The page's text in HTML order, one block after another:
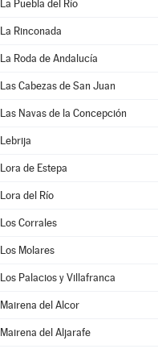
La Puebla del Río
La Rinconada
La Roda de Andalucía
Las Cabezas de San Juan
Las Navas de la Concepción
Lebrija
Lora de Estepa
Lora del Río
Los Corrales
Los Molares
Los Palacios y Villafranca
Mairena del Alcor
Mairena del Aljarafe